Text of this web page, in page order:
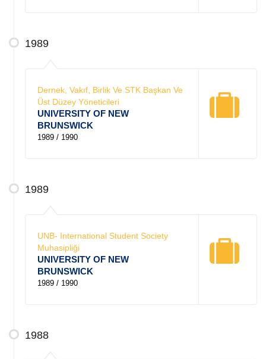
1989
Dernek, Vakıf, Birlik Ve STK Başkan Ve
Üst Düzey Yöneticileri
UNIVERSITY OF NEW
BRUNSWICK
1989 / 1990
1989
UNB- International Student Society
Muhasipliği
UNIVERSITY OF NEW
BRUNSWICK
1989 / 1990
1988